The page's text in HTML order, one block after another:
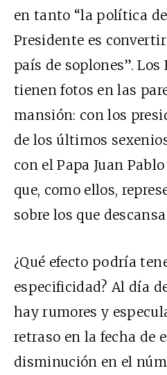
en tanto “la política
Presidente es
país de soplones”.
tienen fotos en las
mansión: con los
de los últimos
con el Papa Juan
que, como ellos,
sobre los que
¿Qué efecto podría
especificidad? Al día
hay rumores y
retraso en la fecha de
disminución en el